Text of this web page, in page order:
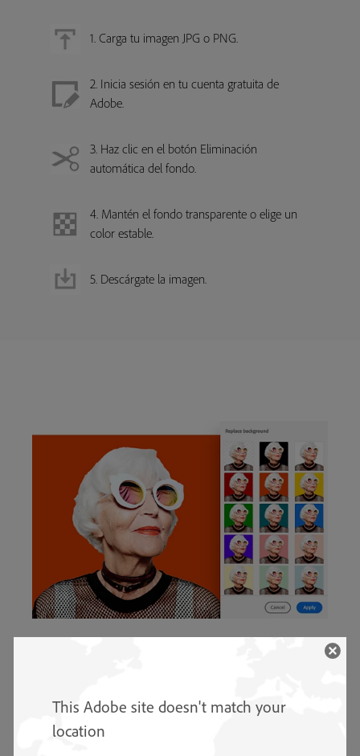
1. Carga tu imagen JPG o PNG.
2. Inicia sesión en tu cuenta gratuita de
Adobe.
3. Haz clic en el botón Eliminación
automática del fondo.
4. Mantén el fondo transparente o elige un
color estable.
5. Descárgate la imagen.
Muestra tus imágenes a tu manera, desde retratos
This Adobe site doesn't match your
location